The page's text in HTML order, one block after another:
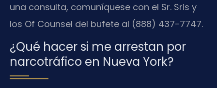
una consulta, comuníquese con el Sr. Sris y
los Of Counsel del bufete al (888) 437-7747.
¿Qué hacer si me arrestan por
narcotráfico en Nueva York?